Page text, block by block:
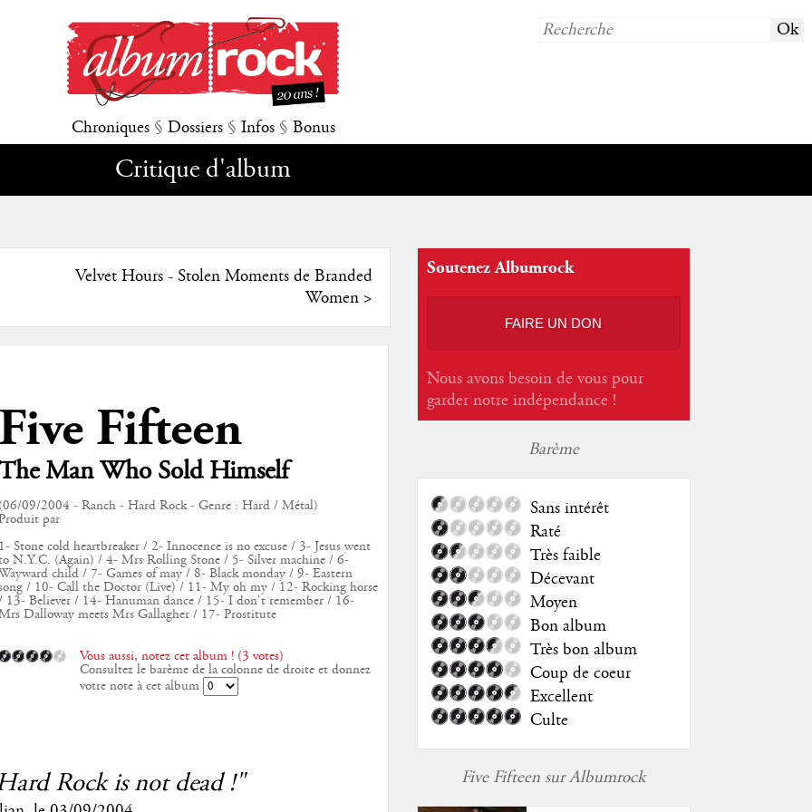
Chroniques § Dossiers § Infos § Bonus
Critique d'album
Velvet Hours - Stolen Moments de Branded
Women>
Fifteen
Man Who Sold Himself
09/2004 - Ranch - Hard Rock - Genre : Hard / Métal)
par
Stone cold heartbreaker / 2- Innocence is no excuse / 3- Jesus went
N.Y.C. (Again) / 4- Mrs Rolling Stone / 5- Silver machine / 6-
child / 7- Games of may / 8- Black monday / 9- Eastern
/ 10- Call the Doctor (Live) / 11- My oh my / 12- Rocking horse
13- Believer / 14- Hanuman dance / 15- I don't remember / 16-
Dalloway meets Mrs Gallagher / 17- Prostitute
Vous aussi, notez cet album ! (3 votes)
Consultez le barème de la colonne de droite et donnez
votre note à cet album
Rock is not dead !"
Soutenez Albumrock
FAIRE UN DON
Nous avons besoin de vous pour
garder notre indépendance !
Barème
Sans intérêt
Raté
Très faible
Décevant
Moyen
Bon album
Très bon album
Coup de coeur
Excellent
Culte
Five Fifteen sur Albumrock